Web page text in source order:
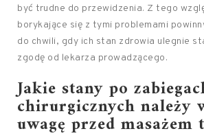
być trudne do przewidzenia. Z tego
borykające się z tymi problemami
do chwili, gdy ich stan zdrowia ulegnie
zgodę od lekarza prowadzącego.
Jakie stany po
chirurgicznych należy
uwagę przed masażem